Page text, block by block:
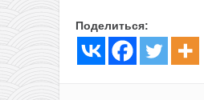
Поделиться: